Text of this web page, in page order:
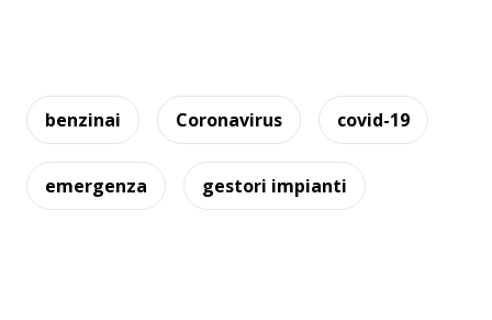
benzinai Coronavirus covid-19
emergenza gestori impianti